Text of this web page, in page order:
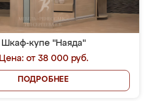
Шкаф-купе "Наяда"
Цена: от 38 000 руб.
ПОДРОБНЕЕ